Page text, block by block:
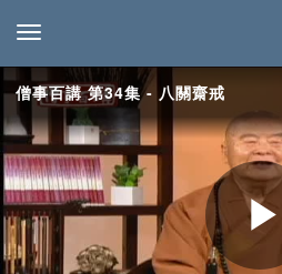
toggle navigation
僧事百講 第34集 - 八關齋戒